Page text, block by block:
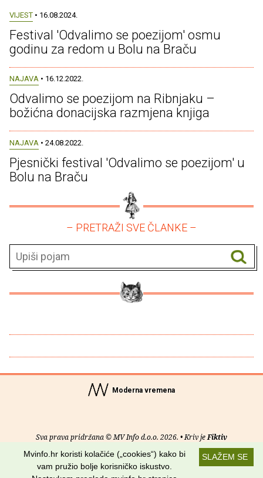
VIJEST • 16.08.2024.
Festival 'Odvalimo se poezijom' osmu
godinu za redom u Bolu na Braču
NAJAVA • 16.12.2022.
Odvalimo se poezijom na Ribnjaku –
božićna donacijska razmjena knjiga
NAJAVA • 24.08.2022.
Pjesnički festival 'Odvalimo se poezijom' u
Bolu na Braču
– PRETRAŽI SVE ČLANKE –
Moderna vremena
Sva prava pridržana © MV Info d.o.o. 2026. • Kriv jeFiktiv
Uvjeti korištenja RSS kanaliSLAŽEM SE
Mvinfo.hr koristi kolačiće („cookies“) kako bi
vam pružio bolje korisničko iskustvo.